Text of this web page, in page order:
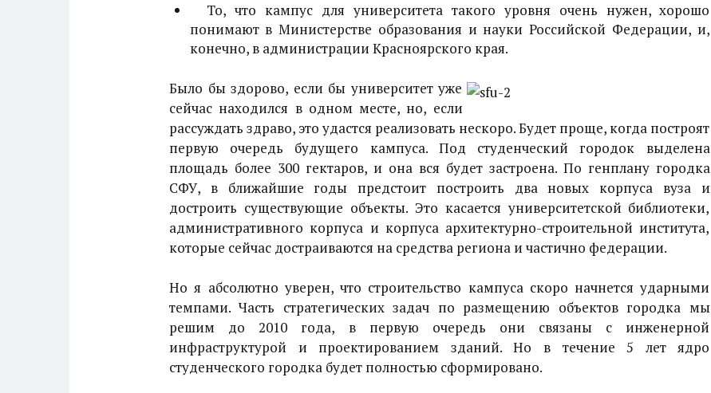
То, что кампус для университета такого уровня очень нужен, хорошо
понимают в Министерстве образования и науки Российской Федерации, и,
конечно, в администрации Красноярского края.
Было бы здорово, если бы университет уже
сейчас находился в одном месте, но, если
рассуждать здраво, это удастся реализовать нескоро. Будет проще, когда построят
первую очередь будущего кампуса. Под студенческий городок выделена
площадь более 300 гектаров, и она вся будет застроена. По генплану городка
СФУ, в ближайшие годы предстоит построить два новых корпуса вуза и
достроить существующие объекты. Это касается университетской библиотеки,
административного корпуса и корпуса архитектурно-строительной института,
которые сейчас достраиваются на средства региона и частично федерации.
Но я абсолютно уверен, что строительство кампуса скоро начнется ударными
темпами. Часть стратегических задач по размещению объектов городка мы
решим до 2010 года, в первую очередь они связаны с инженерной
инфраструктурой и проектированием зданий. Но в течение 5 лет ядро
студенческого городка будет полностью сформировано.